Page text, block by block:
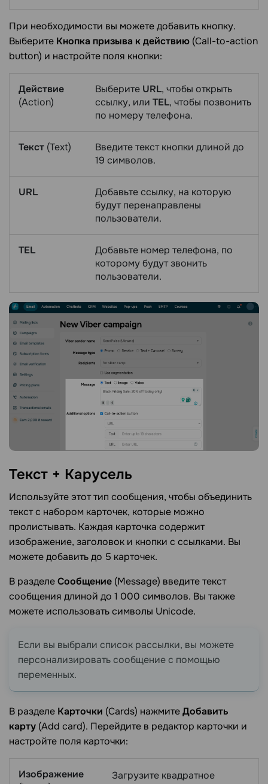
При необходимости вы можете добавить кнопку.
Выберите Кнопка призыва к действию (Call-to-action
button) и настройте поля кнопки:
Действие
(Action)
Выберите URL, чтобы открыть
ссылку, или TEL, чтобы позвонить
по номеру телефона.
Текст (Text)
Введите текст кнопки длиной до
19 символов.
URL
Добавьте ссылку, на которую
будут перенаправлены
пользователи.
TEL
Добавьте номер телефона, по
которому будут звонить
пользователи.
Текст + Карусель
Используйте этот тип сообщения, чтобы объединить
текст с набором карточек, которые можно
пролистывать. Каждая карточка содержит
изображение, заголовок и кнопки с ссылками. Вы
можете добавить до 5 карточек.
В разделеСообщение (Message) введите текст
сообщения длиной до 1 000 символов. Вы также
можете использовать символы Unicode.
Если вы выбрали список рассылки, вы можете
персонализировать сообщение с помощью
переменных.
В разделе Карточки (Cards) нажмитеДобавить
карту (Add card). Перейдите в редактор карточки и
настройте поля карточки:
Изображение
Загрузите квадратное